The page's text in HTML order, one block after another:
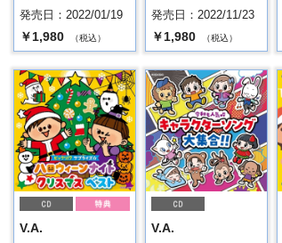
発売日：2022/01/19
￥1,980 （税込）
発売日：2022/11/23
￥1,980 （税込）
V.A.
V.A.